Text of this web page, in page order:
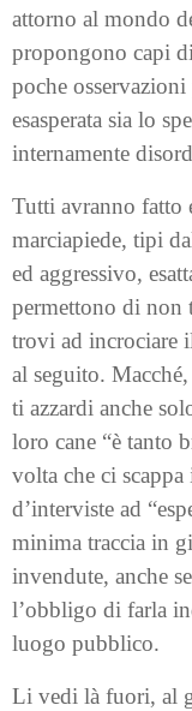
attorno al mondo
propongono capi
poche
esasperata sia lo
internamente
Tutti avranno fatto
marciapiede, tipi
ed aggressivo,
permettono di non
trovi ad incrociare
al seguito.
ti azzardi anche
loro cane “è tanto
volta che ci
d’interviste ad
minima traccia in
invendute, anche
l’obbligo di farla
luogo pubblico.
Li vedi là fuori, al